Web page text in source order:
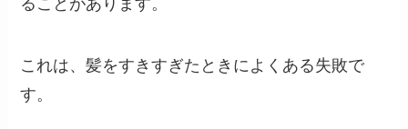
これは、髪をすきすぎたときによくある失敗で
す。